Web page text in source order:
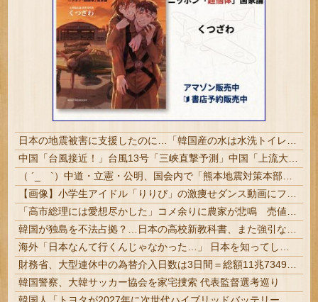
韓国警察、大韓サッカー協会を家宅捜索 代表監督選考巡り